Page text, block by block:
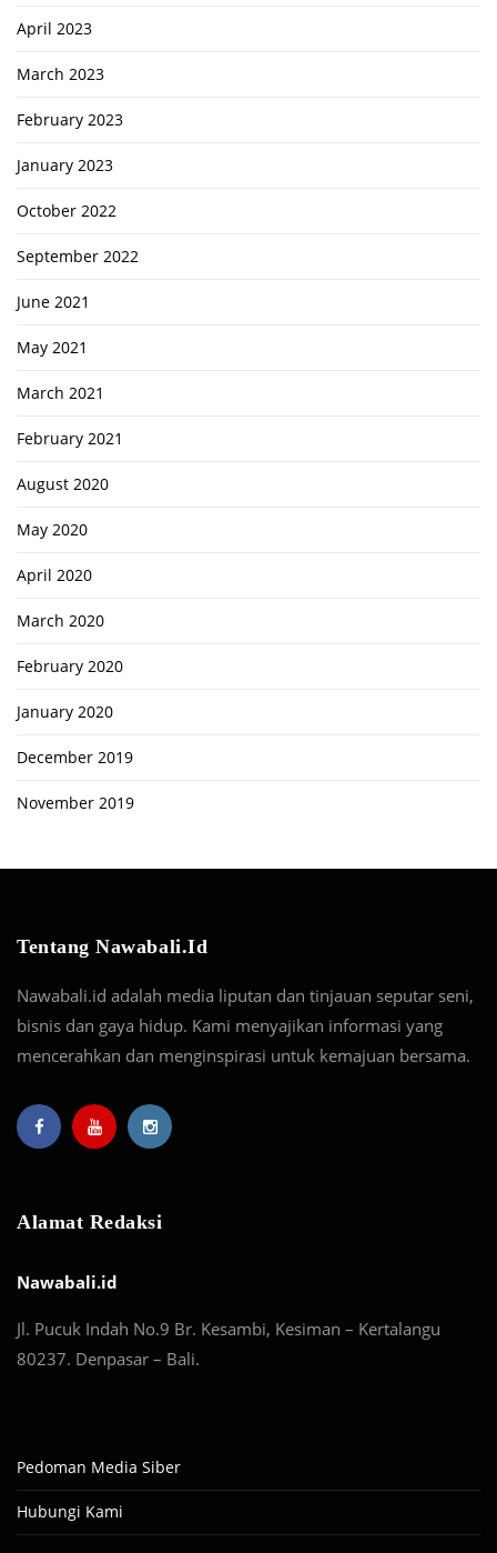
April 2023
March 2023
February 2023
January 2023
October 2022
September 2022
June 2021
May 2021
March 2021
February 2021
August 2020
May 2020
April 2020
March 2020
February 2020
January 2020
December 2019
November 2019
Tentang Nawabali.id
Nawabali.id adalah media liputan dan tinjauan seputar seni,
bisnis dan gaya hidup. Kami menyajikan informasi yang
mencerahkan dan menginspirasi untuk kemajuan bersama.
Alamat Redaksi
Nawabali.id
Jl. Pucuk Indah No.9 Br. Kesambi, Kesiman – Kertalangu
80237. Denpasar – Bali.
Pedoman Media Siber
Hubungi Kami